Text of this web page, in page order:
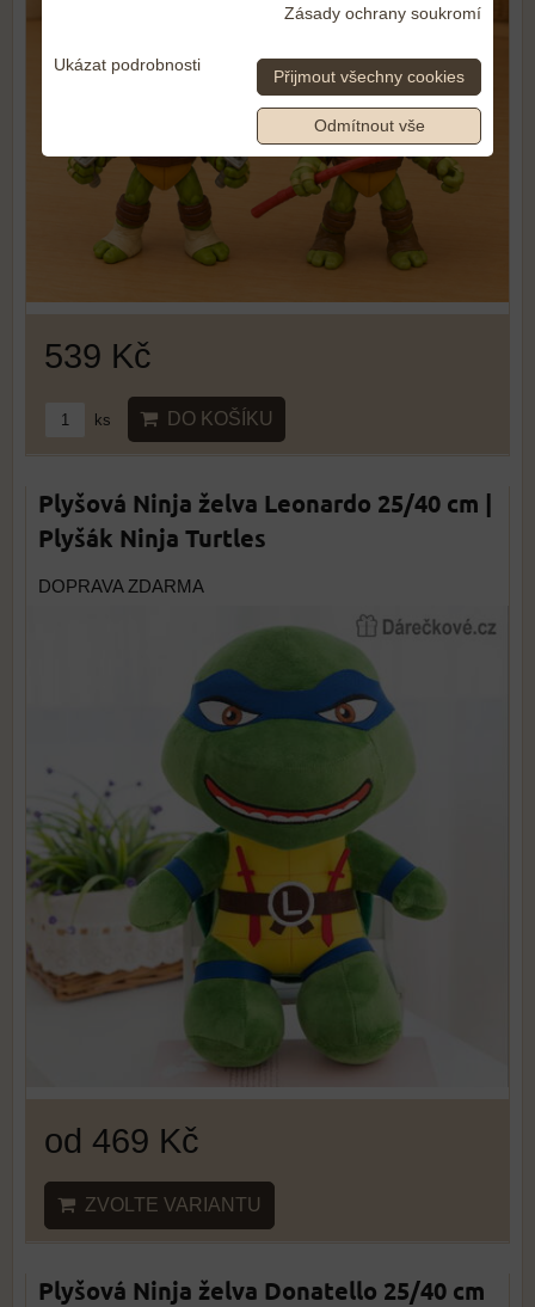
539 Kč
ks DO KOŠÍKU
Plyšová Ninja želva Leonardo 25/40 cm |
Plyšák Ninja Turtles
DOPRAVA ZDARMA
od 469 Kč
ZVOLTE VARIANTU
Plyšová Ninja želva Donatello 25/40 cm
Zásady ochrany soukromí
Ukázat podrobnosti
Přijmout všechny cookies
Odmítnout vše